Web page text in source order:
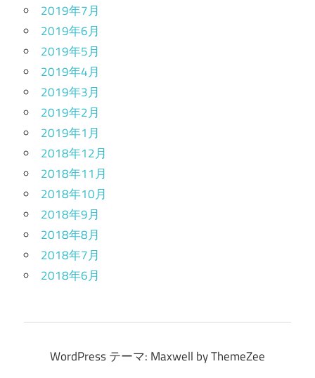
2019年7月
2019年6月
2019年5月
2019年4月
2019年3月
2019年2月
2019年1月
2018年12月
2018年11月
2018年10月
2018年9月
2018年8月
2018年7月
2018年6月
WordPress テーマ: Maxwell by ThemeZee